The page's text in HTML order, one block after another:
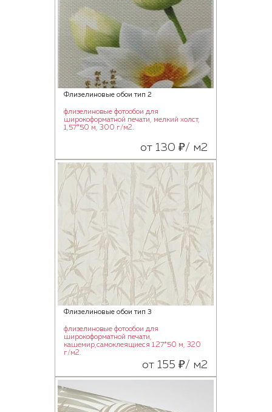
Флизелиновые обои тип 2
флизелиновые фотообои для
широкоформатной печати, мелкий холст,
1,57*50 м, 300 г/м2.
от 130 ₽/ м2
Флизелиновые обои тип 3
флизелиновые фотообои для
широкоформатной печати,
кашемир,самоклеящиеся 1.27*50 м, 320
г/м2.
от 155 ₽/ м2